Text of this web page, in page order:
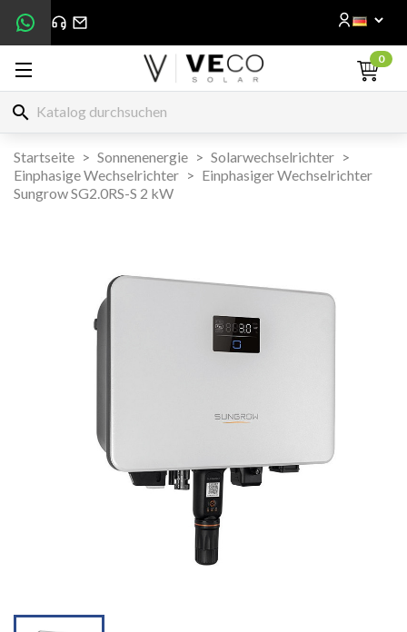
0
search
Startseite Sonnenenergie
Solarwechselrichter
Einphasige Wechselrichter
Einphasiger Wechselrichter
Sungrow SG2.0RS-S 2 kW